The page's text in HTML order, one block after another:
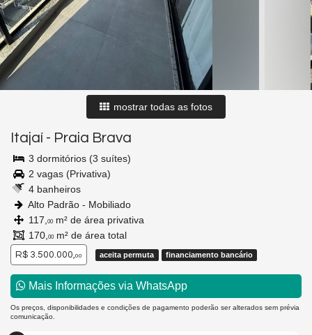
mostrar todas as fotos
Itajaí - Praia Brava
3 dormitórios (3 suítes)
2 vagas (Privativa)
4 banheiros
Alto Padrão - Mobiliado
117, 00 m² de área privativa
170, 00 m² de área total
R$ 3.500.000,00 aceita permuta financiamento bancário
Mais Informações via WhatsApp
Os preços, disponibilidades e condições de pagamento poderão ser alterados sem prévia
comunicação.